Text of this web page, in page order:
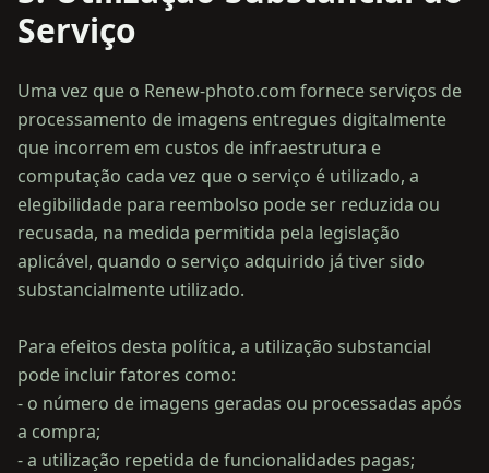
Serviço
Uma vez que o Renew-photo.com fornece serviços de
processamento de imagens entregues digitalmente
que incorrem em custos de infraestrutura e
computação cada vez que o serviço é utilizado, a
elegibilidade para reembolso pode ser reduzida ou
recusada, na medida permitida pela legislação
aplicável, quando o serviço adquirido já tiver sido
substancialmente utilizado.
Para efeitos desta política, a utilização substancial
pode incluir fatores como:
- o número de imagens geradas ou processadas após
a compra;
- a utilização repetida de funcionalidades pagas;